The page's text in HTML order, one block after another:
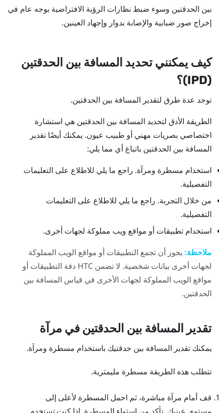
بين الحدقتين وسوء ضبط نظارات الرؤية الافتراضية بوجه عام في
إخراج صور ضبابية والإصابة بدوار وإجهاد العينين.
كيف يمكنني تحديد المسافة بين الحدقتين
(IPD)؟
توجد عدة طرق لتقدير المسافة بين الحدقتين.
الطريقة الأدق لتحديد المسافة بين الحدقتين هي استشارة
اختصاصي بصريات مهني أو طبيب عيون. يمكنك أيضًا تقدير
المسافة بين الحدقتين باتباع أي مما يلي:
استخدام مسطرة ومرآة. راجع ما يلي للاطلاع على التعليمات
التفصيلية.
من خلال التجربة. راجع ما يلي للاطلاع على التعليمات
التفصيلية.
استخدام تطبيقات أو مواقع ويب مملوكة لجهات أخرى.
ملاحظة:يجوز أن تجمع التطبيقات أو مواقع الويب المملوكة
لجهات أخرى بيانات شخصية. لا تضمن HTC دقة التطبيقات أو
مواقع الويب المملوكة لجهات الأخرى في قياس المسافة بين
الحدقتين.
تقدير المسافة بين الحدقتين في مرآة
يمكنك تقدير المسافة بين حدقتيك باستخدام مسطرة ومرآة.
تتطلب هذه الطريقة مسطرة مليمترية.
قف أمام مرآة مباشرة، ثم احمل المسطرة لأعلى إلى